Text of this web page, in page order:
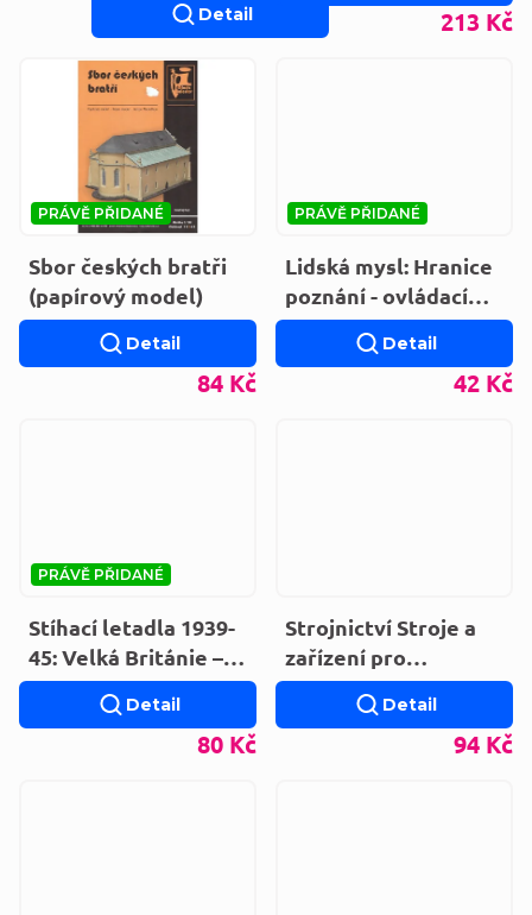
Detail 213 Kč
PRÁVĚ PŘIDANÉ
Sbor českých bratři
(papírový model)
84 Kč
Detail
PRÁVĚ PŘIDANÉ
Lidská mysl: Hranice
poznání - ovládací
centrum živého
42 Kč
Detail
PRÁVĚ PŘIDANÉ
Stíhací letadla 1939-
45: Velká Británie –
Německo
80 Kč
Detail
Strojnictví Stroje a
zařízení pro
zpracování dřeva
94 Kč
Detail